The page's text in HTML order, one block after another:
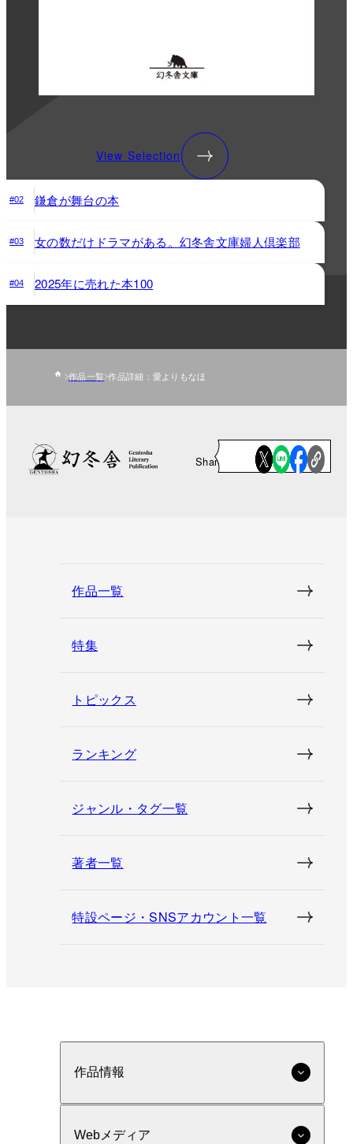
View Selection
#02 鎌倉が舞台の本
#03 女の数だけドラマがある。幻冬舎文庫婦人倶楽部
#04 2025年に売れた本100
作品一覧 作品詳細：愛よりもなほ
Share
作品一覧
特集
トピックス
ランキング
ジャンル・タグ一覧
著者一覧
特設ページ・SNSアカウント一覧
作品情報
Webメディア